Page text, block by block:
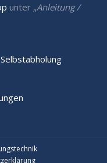
unter „Anleitung /